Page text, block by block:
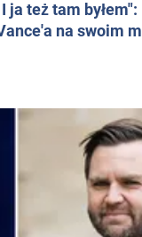
ja też tam
na swoim